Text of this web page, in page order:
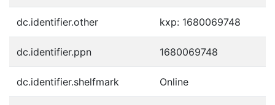
dc.identifier.other kxp: 1680069748
dc.identifier.ppn 1680069748
dc.identifier.shelfmark Online